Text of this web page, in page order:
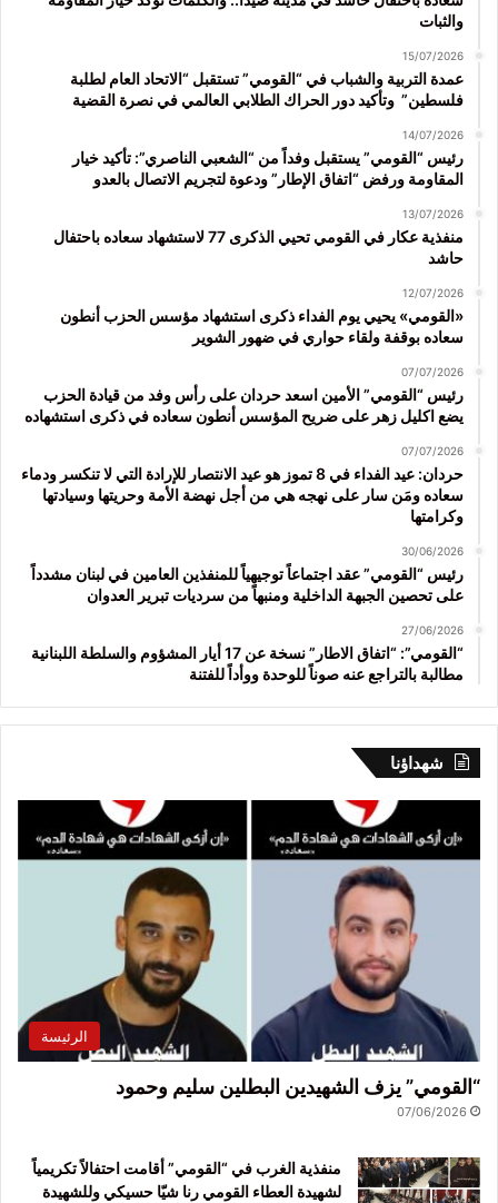
والثبات
15/07/2026
عمدة التربية والشباب في “القومي” تستقبل “الاتحاد العام لطلبة
فلسطين” وتأكيد دور الحراك الطلابي العالمي في نصرة القضية
14/07/2026
رئيس “القومي” يستقبل وفداً من “الشعبي الناصري”: تأكيد خيار
المقاومة ورفض “اتفاق الإطار” ودعوة لتجريم الاتصال بالعدو
13/07/2026
منفذية عكار في القومي تحيي الذكرى 77 لاستشهاد سعاده باحتفال
حاشد
12/07/2026
«القومي» يحيي يوم الفداء ذكرى استشهاد مؤسس الحزب أنطون
سعاده بوقفة ولقاء حواري في ضهور الشوير
07/07/2026
رئيس “القومي” الأمين اسعد حردان على رأس وفد من قيادة الحزب
يضع اكليل زهر على ضريح المؤسس أنطون سعاده في ذكرى استشهاده
07/07/2026
حردان: عيد الفداء في 8 تموز هو عيد الانتصار للإرادة التي لا تنكسر ودماء
سعاده ومَن سار على نهجه هي من أجل نهضة الأمة وحريتها وسيادتها
وكرامتها
30/06/2026
رئيس “القومي” عقد اجتماعاً توجيهياً للمنفذين العامين في لبنان مشدداً
على تحصين الجبهة الداخلية ومنبهاً من سرديات تبرير العدوان
27/06/2026
“القومي”: “اتفاق الاطار” نسخة عن 17 أيار المشؤوم والسلطة اللبنانية
مطالبة بالتراجع عنه صوناً للوحدة ووأداً للفتنة
شهداؤنا
الرئيسة
“القومي” يزف الشهيدين البطلين سليم وحمود
07/06/2026
منفذية الغرب في “القومي” أقامت احتفالاً تكريمياً
لشهيدة العطاء القومي رنا شيّا حسيكي وللشهيدة